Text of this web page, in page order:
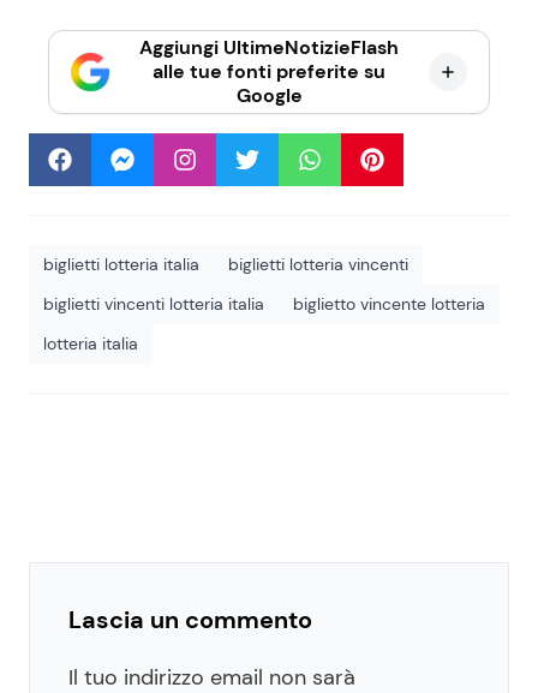
Aggiungi UltimeNotizieFlash
alle tue fonti preferite su
Google
biglietti lotteria italia
biglietti lotteria vincenti
biglietti vincenti lotteria italia
biglietto vincente lotteria
lotteria italia
Lascia un commento
Il tuo indirizzo email non sarà